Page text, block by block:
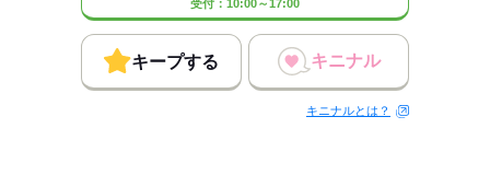
応募する
受付：10:00～17:00
キープする キニナル
キニナルとは？